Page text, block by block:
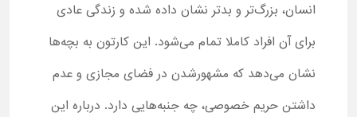
انسان، بزرگ‌تر و بدتر نشان داده شده و زندگی عادی
برای آن افراد کاملا تمام می‌شود. این کارتون به بچه‌ها
نشان می‌دهد که مشهورشدن در فضای مجازی و عدم
داشتن حریم خصوصی، چه جنبه‌هایی دارد. درباره این